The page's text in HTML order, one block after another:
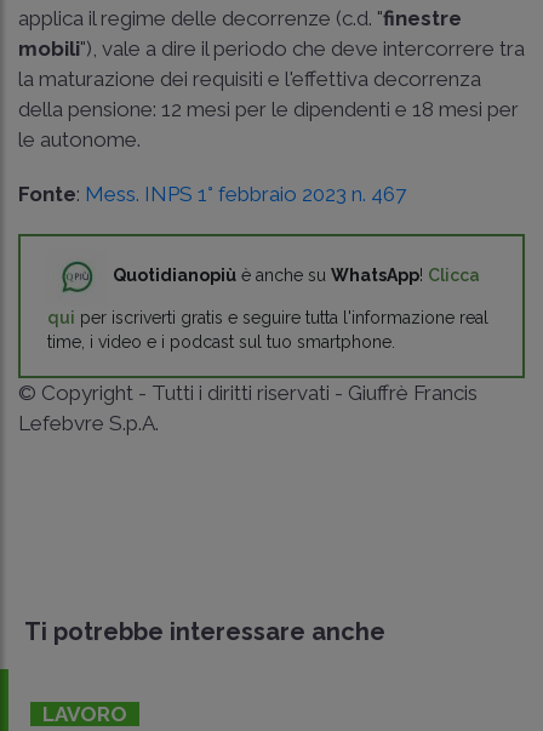
applica il regime delle decorrenze (c.d. "finestre
mobili"), vale a dire il periodo che deve intercorrere tra
la maturazione dei requisiti e l'effettiva decorrenza
della pensione: 12 mesi per le dipendenti e 18 mesi per
le autonome.
Fonte: Mess. INPS 1° febbraio 2023 n. 467
Quotidianopiù è anche su WhatsApp! Clicca
qui per iscriverti gratis e seguire tutta l'informazione real
time, i video e i podcast sul tuo smartphone.
© Copyright - Tutti i diritti riservati - Giuffrè Francis
Lefebvre S.p.A.
Ti potrebbe interessare anche
LAVORO